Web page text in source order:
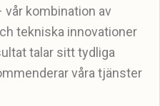
vår kombination av
tekniska innovationer
talar sitt tydliga
våra tjänster